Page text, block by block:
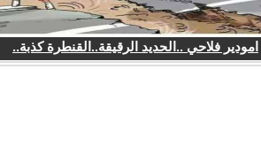
امودير فلاحي ..الحديد الرقيقة..القنطرة كذبة..